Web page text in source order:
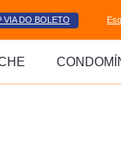
VIA DO BOLETO